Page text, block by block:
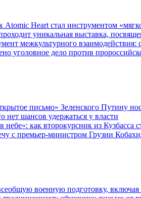
Atomic Heart стал инструментом
уникальная выставка,
межкультурного взаимодействия:
уголовное дело против
письмо» Зеленского Путину
нет шансов удержаться у власти
небе»: как второкурсник из Кузбасса
с премьер-министром Грузии
военную подготовку,